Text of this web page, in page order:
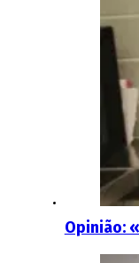
Opinião: